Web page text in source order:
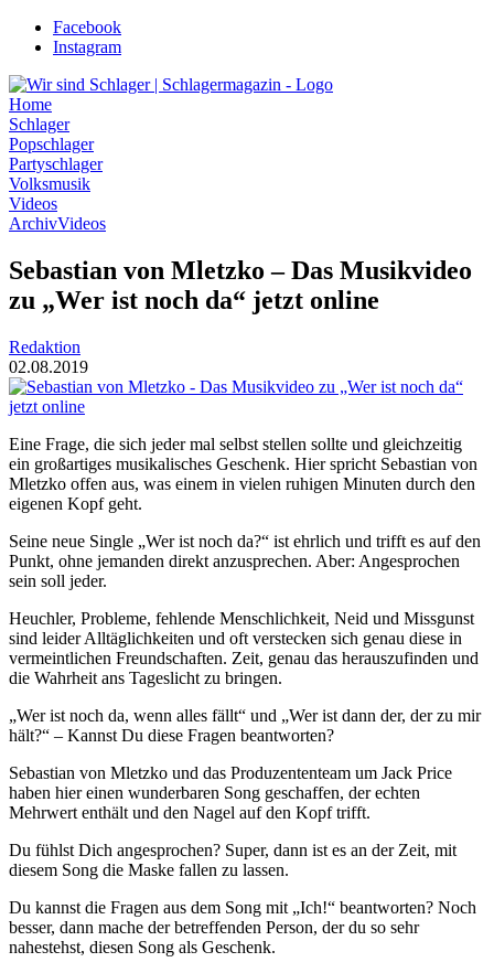
Zum
Inhalt
Facebook
Instagram
Home
Schlager
Popschlager
Partyschlager
Volksmusik
Videos
ArchivVideos
Sebastian von Mletzko – Das Musikvideo
zu „Wer ist noch da“ jetzt online
Redaktion
02.08.2019
Eine Frage, die sich jeder mal selbst stellen sollte und gleichzeitig
ein großartiges musikalisches Geschenk. Hier spricht Sebastian von
Mletzko offen aus, was einem in vielen ruhigen Minuten durch den
eigenen Kopf geht.
Seine neue Single „Wer ist noch da?“ ist ehrlich und trifft es auf den
Punkt, ohne jemanden direkt anzusprechen. Aber: Angesprochen
sein soll jeder.
Heuchler, Probleme, fehlende Menschlichkeit, Neid und Missgunst
sind leider Alltäglichkeiten und oft verstecken sich genau diese in
vermeintlichen Freundschaften. Zeit, genau das herauszufinden und
die Wahrheit ans Tageslicht zu bringen.
„Wer ist noch da, wenn alles fällt“ und „Wer ist dann der, der zu mir
hält?“ – Kannst Du diese Fragen beantworten?
Sebastian von Mletzko und das Produzententeam um Jack Price
haben hier einen wunderbaren Song geschaffen, der echten
Mehrwert enthält und den Nagel auf den Kopf trifft.
Du fühlst Dich angesprochen? Super, dann ist es an der Zeit, mit
diesem Song die Maske fallen zu lassen.
Du kannst die Fragen aus dem Song mit „Ich!“ beantworten? Noch
besser, dann mache der betreffenden Person, der du so sehr
nahestehst, diesen Song als Geschenk.